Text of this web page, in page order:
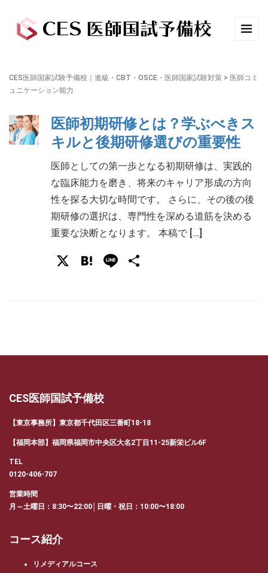
CES医師国家試験予備校｜進級・CBT・OSCE・医師国家試験対策 > 医師コミ
ュニケーション能力
医師初期研修とは？学ぶべきス
キルと後期研修選びの重要性
医師としての第一歩となる初期研修は、実践的
な臨床能力を磨き、将来のキャリア形成の方向
性を探る大切な時間です。 さらに、その後の後
期研修の選択は、専門性を深める道筋を決める
重要な決断となります。 本稿で […]
X Hatena
Line
CES医師国試予備校
【東京事務所】東京都千代田区三番町18-18
【福岡本部】福岡県福岡市中央区大名2丁目11-25新栄ビル6F
TEL
0120-406-707
営業時間
月～土曜日：8:30〜22:00│日曜・祝日：10:00〜18:00
コース紹介
リメディアルコース